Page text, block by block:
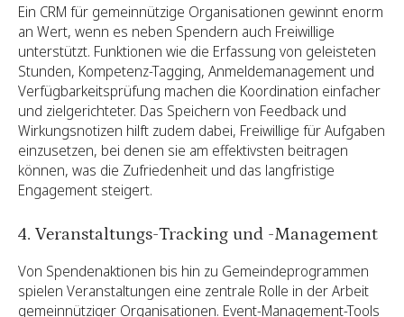
Ein CRM für gemeinnützige Organisationen gewinnt enorm
an Wert, wenn es neben Spendern auch Freiwillige
unterstützt. Funktionen wie die Erfassung von geleisteten
Stunden, Kompetenz-Tagging, Anmeldemanagement und
Verfügbarkeitsprüfung machen die Koordination einfacher
und zielgerichteter. Das Speichern von Feedback und
Wirkungsnotizen hilft zudem dabei, Freiwillige für Aufgaben
einzusetzen, bei denen sie am effektivsten beitragen
können, was die Zufriedenheit und das langfristige
Engagement steigert.
4. Veranstaltungs-Tracking und -Management
Von Spendenaktionen bis hin zu Gemeindeprogrammen
spielen Veranstaltungen eine zentrale Rolle in der Arbeit
gemeinnütziger Organisationen. Event-Management-Tools